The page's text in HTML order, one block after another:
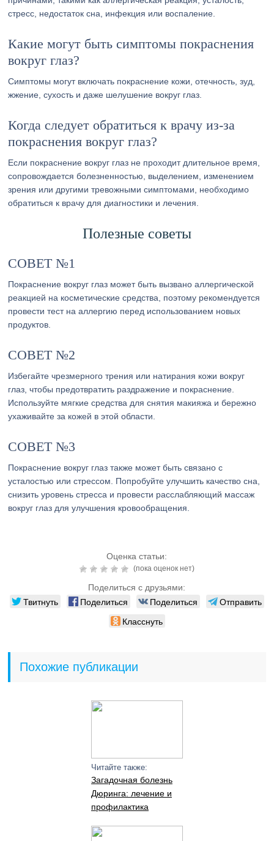
стресс, недостаток сна, инфекция или воспаление.
Какие могут быть симптомы покраснения
вокруг глаз?
Симптомы могут включать покраснение кожи, отечность, зуд,
жжение, сухость и даже шелушение вокруг глаз.
Когда следует обратиться к врачу из-за
покраснения вокруг глаз?
Если покраснение вокруг глаз не проходит длительное время,
сопровождается болезненностью, выделением, изменением
зрения или другими тревожными симптомами, необходимо
обратиться к врачу для диагностики и лечения.
Полезные советы
СОВЕТ №1
Покраснение вокруг глаз может быть вызвано аллергической
реакцией на косметические средства, поэтому рекомендуется
провести тест на аллергию перед использованием новых
продуктов.
СОВЕТ №2
Избегайте чрезмерного трения или натирания кожи вокруг
глаз, чтобы предотвратить раздражение и покраснение.
Используйте мягкие средства для снятия макияжа и бережно
ухаживайте за кожей в этой области.
СОВЕТ №3
Покраснение вокруг глаз также может быть связано с
усталостью или стрессом. Попробуйте улучшить качество сна,
снизить уровень стресса и провести расслабляющий массаж
вокруг глаз для улучшения кровообращения.
Оценка статьи:
(пока оценок нет)
Поделиться с друзьями:
Твитнуть Поделиться Поделиться
Отправить
Класснуть
Похожие публикации
Читайте также:
Загадочная болезнь
Дюринга: лечение и
профилактика